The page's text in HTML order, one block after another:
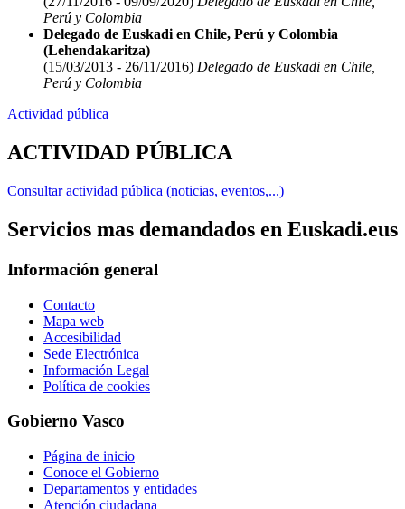
Perú y Colombia
Delegado de Euskadi en Chile, Perú y Colombia
(Lehendakaritza)
(15/03/2013 - 26/11/2016) Delegado de Euskadi en Chile,
Perú y Colombia
Actividad pública
ACTIVIDAD PÚBLICA
Consultar actividad pública (noticias, eventos,...)
Servicios mas demandados en Euskadi.eus
Información general
Contacto
Mapa web
Accesibilidad
Sede Electrónica
Información Legal
Política de cookies
Gobierno Vasco
Página de inicio
Conoce el Gobierno
Departamentos y entidades
Atención ciudadana